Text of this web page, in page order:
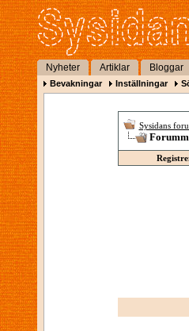
Nyheter Artiklar Bloggar
Bevakningar Inställningar
Sysidans